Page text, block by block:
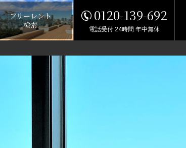
フリーレント
検索
0120-139-692
電話受付 24時間 年中無休